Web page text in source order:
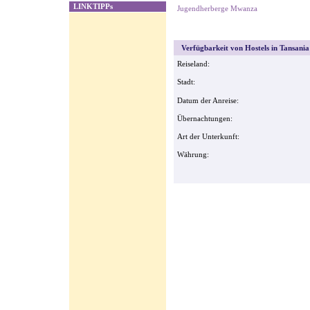
LINKTIPPs
Jugendherberge Mwanza
Verfügbarkeit von Hostels in
Reiseland:
Stadt:
Datum der Anreise:
Übernachtungen:
Art der Unterkunft:
Währung: